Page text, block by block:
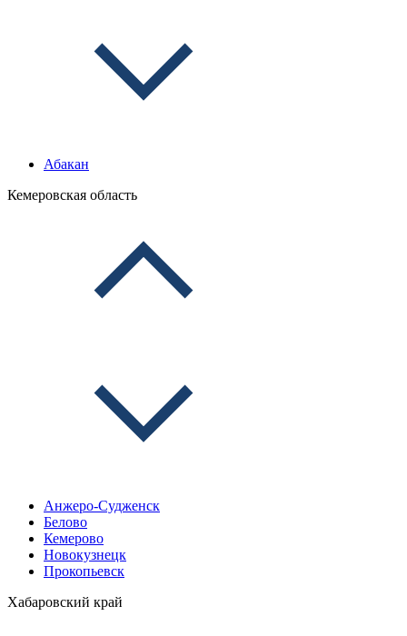
Абакан
Кемеровская область
Анжеро-Судженск
Белово
Кемерово
Новокузнецк
Прокопьевск
Хабаровский край